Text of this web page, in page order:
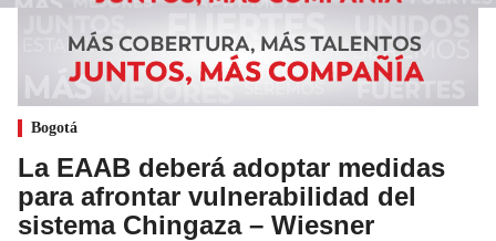
Bogotá
La EAAB deberá adoptar medidas
para afrontar vulnerabilidad del
sistema Chingaza – Wiesner